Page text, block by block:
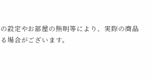
設定やお部屋の照明等により、実際の商品
場合がございます。